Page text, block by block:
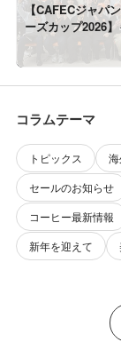
【CAFECジャパ
ーズカップ2026】
コラムテーマ
トピックス
セールのお知らせ
コーヒー最新情報
新年を迎えて